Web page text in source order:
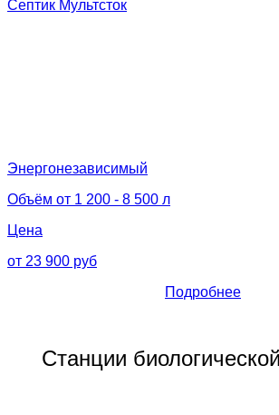
Септик Мультсток
Энергонезависимый
Объём от 1 200 - 8 500 л
Цена
от 23 900 руб
Подробнее
Станции